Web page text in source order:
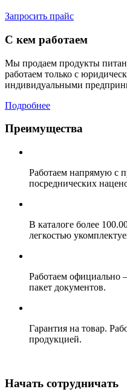
Запросить прайс
С кем работаем
Мы продаем продукты
работаем только с
индивидуальными
Подробнее
Преимущества
Работаем напрямую с
посреднических
В каталоге более
легкостью
Работаем официально
пакет документов.
Гарантия на товар.
продукцией.
Начать сотрудничать